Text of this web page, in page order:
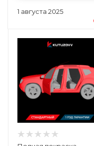
1 августа 2025